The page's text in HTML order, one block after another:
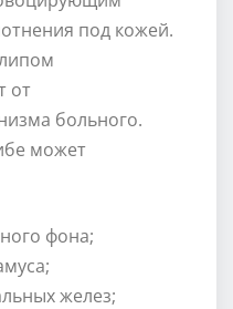
под кожей.
от
больного.
может
фона;
желез;